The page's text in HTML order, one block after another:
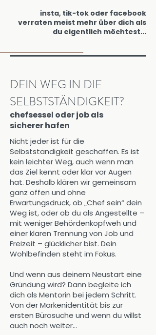
insta, tik-tok oder facebook
verraten meist mehr über dich als
du eigentlich möchtest...
DEIN WEG IN DIE
SELBSTSTÄNDIGKEIT?
chefsessel oder job als
sicherer hafen
Nicht jeder ist für die
Selbstständigkeit geschaffen. Es ist
kein leichter Weg, auch wenn man
das Ziel kennt oder klar vor Augen
hat. Deshalb klären wir gemeinsam
ganz offen und ohne
Erwartungsdruck, ob „Chef sein“ dein
Weg ist, oder ob du als Angestellte –
mit weniger Behördenkopfweh und
einer klaren Trennung von Job und
Freizeit – glücklicher bist. Dein
Wohlbefinden steht im Fokus.
Und wenn aus deinem Neustart eine
Gründung wird? Dann begleite ich
dich als Mentorin bei jedem Schritt.
Von der Markenidentität bis zur
ersten Bürosuche und wenn du willst
auch noch weiter...